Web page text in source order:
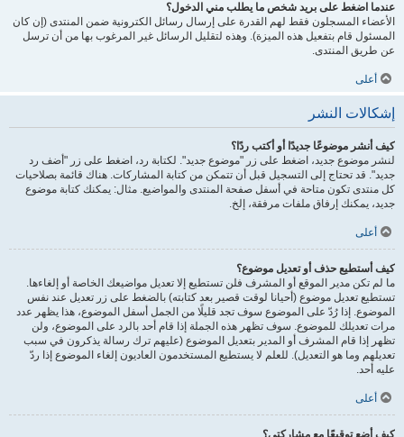
عندما اضغط على بريد شخص ما يطلب مني الدخول؟
الأعضاء المسجلون فقط لهم القدرة على إرسال رسائل الكترونية ضمن المنتدى (إن كان
المسئول قام بتفعيل هذه الميزة). وهذه لتقليل الرسائل غير المرغوب بها من أن ترسل
عن طريق المنتدى.
أعلى
إشكالات النشر
كيف أنشر موضوعًا جديدًا أو أكتب ردًا؟
لنشر موضوع جديد، اضغط على زر "موضوع جديد". لكتابة رد، اضغط على زر "أضف رد
جديد". قد تحتاج إلى التسجيل قبل أن تتمكن من كتابة المشاركات. هناك قائمة بصلاحيات
كل منتدى تكون متاحة في أسفل صفحة المنتدى والمواضيع. مثال: يمكنك كتابة موضوع
جديد، يمكنك إرفاق ملفات مرفقة، إلخ.
أعلى
كيف أستطيع حذف أو تعديل موضوع؟
ما لم تكن مدير الموقع أو المشرف فلن تستطيع إلا تعديل مواضيعك الخاصة أو إلغاءها.
تستطيع تعديل موضوع (أحيانا لوقت قصير بعد كتابته) بالضغط على زر تعديل عند نفس
الموضوع. إذا رُدّ على الموضوع سوف تجد قليلًا من الجمل أسفل الموضوع، هذا يظهر عدد
مرات تعديلك للموضوع. سوف تظهر هذه الجملة إذا قام أحد بالرد على الموضوع، ولن
تظهر إذا قام المشرف أو المدير بتعديل الموضوع (عليهم ترك رسالة يذكرون في سبب
تعديلهم وما هو التعديل). للعلم لا يستطيع المستخدمون العاديون إلغاء الموضوع إذا ردّ
عليه أحد.
أعلى
كيف أضع توقيعًا مع مشاركتي؟